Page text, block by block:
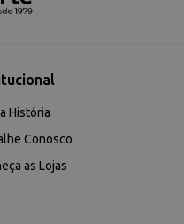
História
Conosco
as Lojas